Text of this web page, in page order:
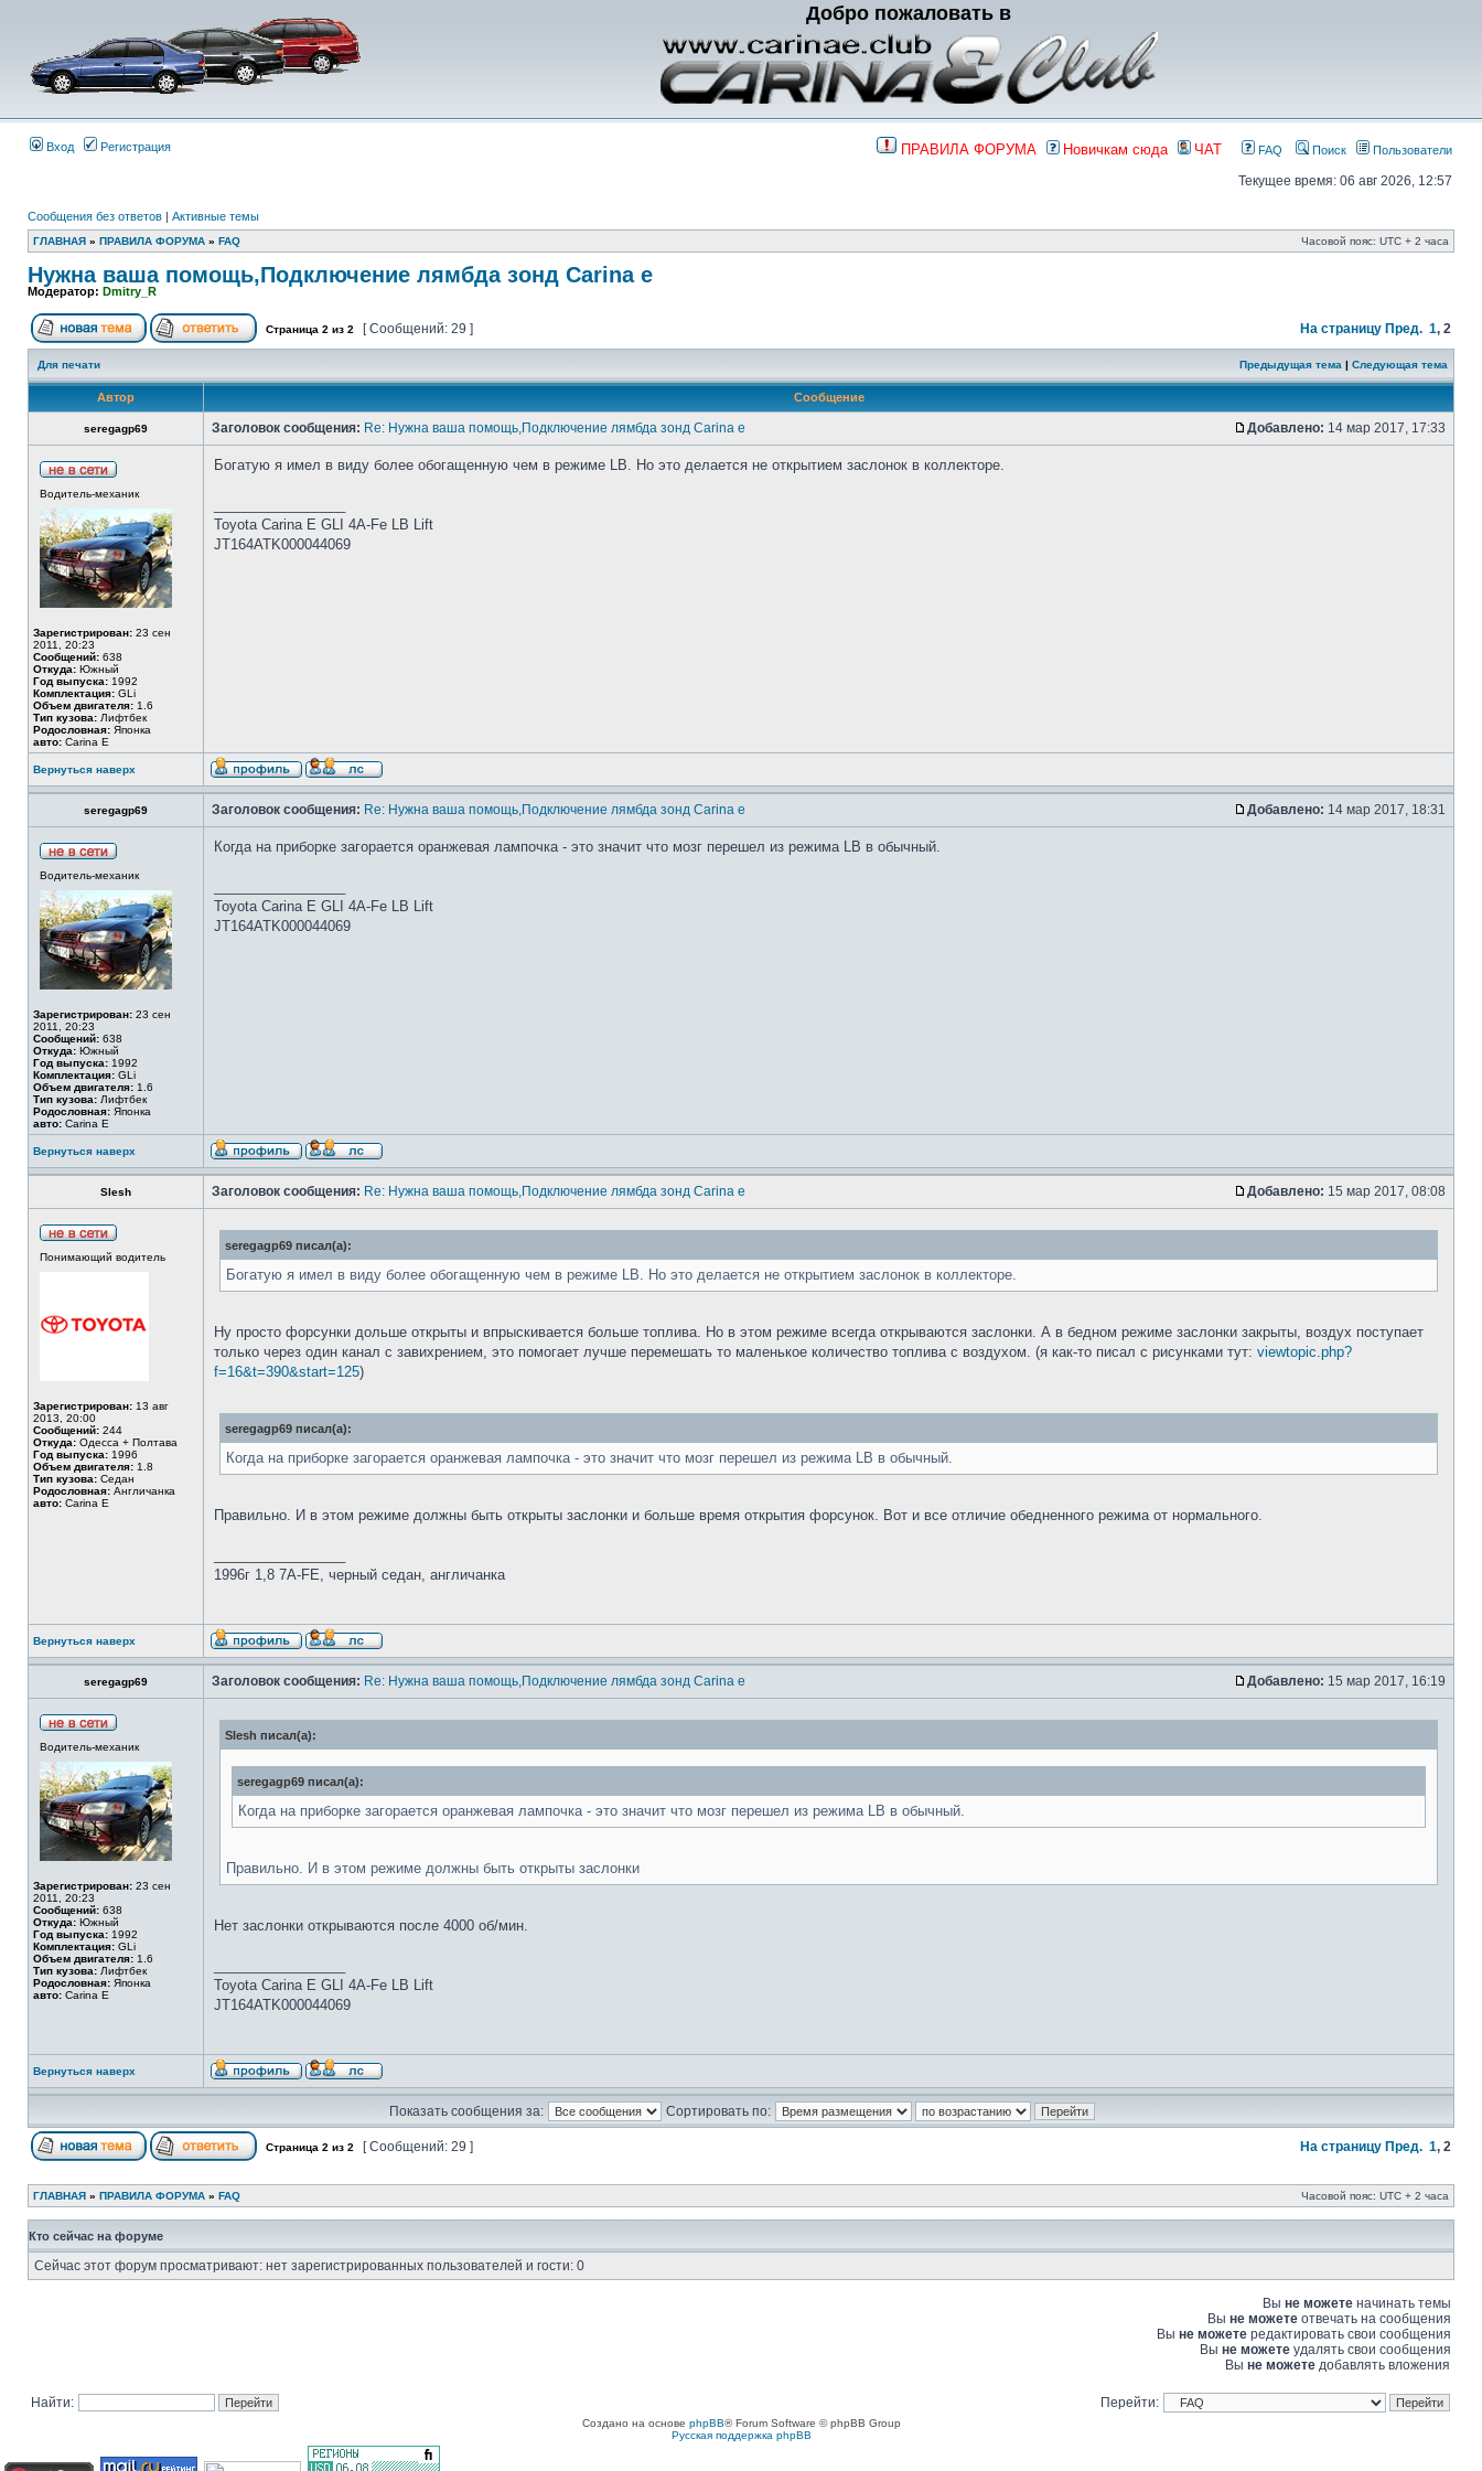
Добро пожаловать в
Вход Регистрация ПРАВИЛА ФОРУМА Новичкам сюда ЧАТ FAQ Поиск Пользователи
Текущее время: 06 авг 2026, 12:57
Сообщения без ответов | Активные темы
ГЛАВНАЯ » ПРАВИЛА ФОРУМА » FAQ Часовой пояс: UTC + 2 часа
Нужна ваша помощь,Подключение лямбда зонд Carina e
Модератор: Dmitry_R
Страница 2 из 2 [ Сообщений: 29 ] На страницу Пред. 1, 2
Для печати Предыдущая тема | Следующая тема
Автор Сообщение
seregagp69 Заголовок сообщения: Re: Нужна ваша помощь,Подключение лямбда зонд Carina e Добавлено: 14 мар 2017, 17:33
Водитель-механик
Зарегистрирован: 23 сен
2011, 20:23
Сообщений: 638
Откуда: Южный
Год выпуска: 1992
Комплектация: GLi
Объем двигателя: 1.6
Тип кузова: Лифтбек
Родословная: Японка
авто: Carina E
Богатую я имел в виду более обогащенную чем в режиме LB. Но это делается не открытием заслонок в коллекторе.
Toyota Carina E GLI 4A-Fe LB Lift
JT164ATK000044069
Вернуться наверх
seregagp69 Заголовок сообщения: Re: Нужна ваша помощь,Подключение лямбда зонд Carina e Добавлено: 14 мар 2017, 18:31
Водитель-механик
Зарегистрирован: 23 сен
2011, 20:23
Сообщений: 638
Откуда: Южный
Год выпуска: 1992
Комплектация: GLi
Объем двигателя: 1.6
Тип кузова: Лифтбек
Родословная: Японка
авто: Carina E
Когда на приборке загорается оранжевая лампочка - это значит что мозг перешел из режима LB в обычный.
Toyota Carina E GLI 4A-Fe LB Lift
JT164ATK000044069
Вернуться наверх
Slesh Заголовок сообщения: Re: Нужна ваша помощь,Подключение лямбда зонд Carina e Добавлено: 15 мар 2017, 08:08
Понимающий водитель
Зарегистрирован: 13 авг
2013, 20:00
Сообщений: 244
Откуда: Одесса + Полтава
Год выпуска: 1996
Объем двигателя: 1.8
Тип кузова: Седан
Родословная: Англичанка
авто: Carina E
seregagp69 писал(а):
Богатую я имел в виду более обогащенную чем в режиме LB. Но это делается не открытием заслонок в коллекторе.
Ну просто форсунки дольше открыты и впрыскивается больше топлива. Но в этом режиме всегда открываются заслонки. А в бедном режиме заслонки закрыты, воздух поступает
только через один канал с завихрением, это помогает лучше перемешать то маленькое количество топлива с воздухом. (я как-то писал с рисунками тут: viewtopic.php?
f=16&t=390&start=125)
seregagp69 писал(а):
Когда на приборке загорается оранжевая лампочка - это значит что мозг перешел из режима LB в обычный.
Правильно. И в этом режиме должны быть открыты заслонки и больше время открытия форсунок. Вот и все отличие обедненного режима от нормального.
1996г 1,8 7A-FE, черный седан, англичанка
Вернуться наверх
seregagp69 Заголовок сообщения: Re: Нужна ваша помощь,Подключение лямбда зонд Carina e Добавлено: 15 мар 2017, 16:19
Водитель-механик
Зарегистрирован: 23 сен
2011, 20:23
Сообщений: 638
Откуда: Южный
Год выпуска: 1992
Комплектация: GLi
Объем двигателя: 1.6
Тип кузова: Лифтбек
Родословная: Японка
авто: Carina E
Slesh писал(а):
seregagp69 писал(а):
Когда на приборке загорается оранжевая лампочка - это значит что мозг перешел из режима LB в обычный.
Правильно. И в этом режиме должны быть открыты заслонки
Нет заслонки открываются после 4000 об/мин.
Toyota Carina E GLI 4A-Fe LB Lift
JT164ATK000044069
Вернуться наверх
Показать сообщения за: Сортировать по:
Страница 2 из 2 [ Сообщений: 29 ] На страницу Пред. 1, 2
ГЛАВНАЯ » ПРАВИЛА ФОРУМА » FAQ Часовой пояс: UTC + 2 часа
Кто сейчас на форуме
Сейчас этот форум просматривают: нет зарегистрированных пользователей и гости: 0
Вы не можете начинать темы
Вы не можете отвечать на сообщения
Вы не можете редактировать свои сообщения
Вы не можете удалять свои сообщения
Вы не можете добавлять вложения
Найти: Перейти:
Создано на основе phpBB® Forum Software © phpBB Group
Русская поддержка phpBB